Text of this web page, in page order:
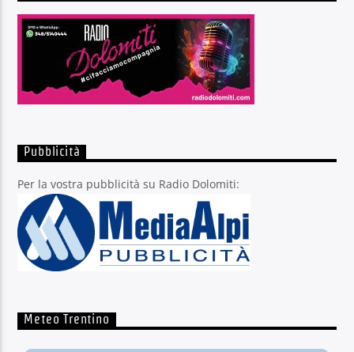
Pubblicità
Per la vostra pubblicità su Radio Dolomiti:
Meteo Trentino